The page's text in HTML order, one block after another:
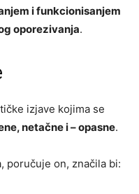
i funkcionisanjem
oporezivanja.
izjave kojima se
netačne i – opasne.
poručuje on, značila bi: